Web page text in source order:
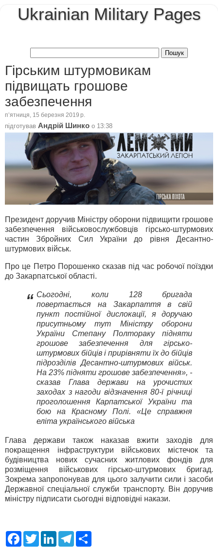
Ukrainian Military Pages
Гірським штурмовикам
підвищать грошове
забезпечення
пʼятниця, 15 березня 2019 р.
підготував Андрій Шинко о 13:38
Президент доручив Міністру оборони підвищити грошове
забезпечення військовослужбовців гірсько-штурмових
частин Збройних Сил України до рівня Десантно-
штурмових військ.
Про це Петро Порошенко сказав під час робочої поїздки
до Закарпатської області.
“ Сьогодні, коли 128 бригада
повертається на Закарпаття в свій
пункт постійної дислокації, я доручаю
присутньому тут Міністру оборони
України Степану Полтораку підняти
грошове забезпечення для гірсько-
штурмових бійців і прирівняти їх до бійців
підрозділів Десантно-штурмових військ.
На 23% підняти грошове забезпечення», -
сказав Глава держави на урочистих
заходах з нагоди відзначення 80-ї річниці
проголошення Карпатської України та
бою на Красному Полі. «Це справжня
еліта українського війська
Глава держави також наказав вжити заходів для
покращення інфраструктури військових містечок та
будівництва нових сучасних житлових фондів для
розміщення військових гірсько-штурмових бригад.
Зокрема запропонував для цього залучити сили і засоби
Державної спеціальної служби транспорту. Він доручив
міністру підписати сьогодні відповідні накази.
F
T
L
T